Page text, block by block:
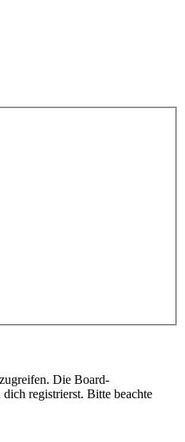
Die Board-
registrierst. Bitte beachte